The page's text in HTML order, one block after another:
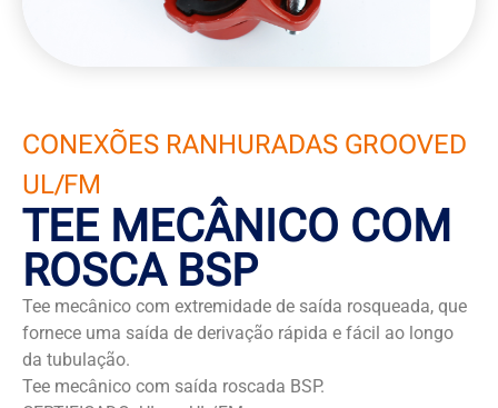
CONEXÕES RANHURADAS GROOVED
UL/FM
TEE MECÂNICO COM
ROSCA BSP
Tee mecânico com extremidade de saída rosqueada, que
fornece uma saída de derivação rápida e fácil ao longo
da tubulação.
Tee mecânico com saída roscada BSP.